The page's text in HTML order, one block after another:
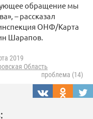
обращение мы
– рассказал
ОНФ/Карта
Шарапов.
2019
Область
проблема (14)